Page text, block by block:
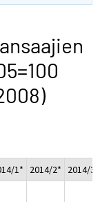
1* 2014/2* 2014/3*